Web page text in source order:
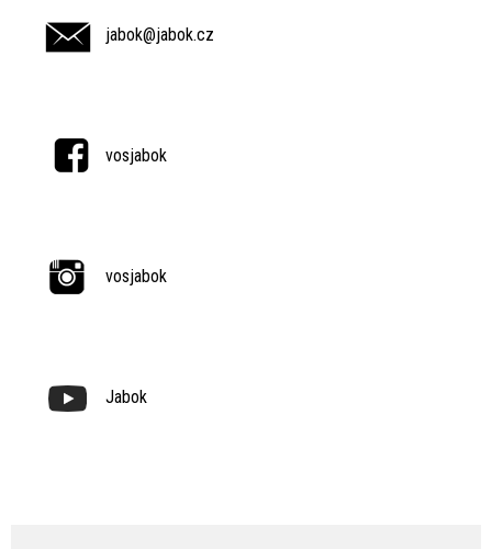
jabok@jabok.cz
vosjabok
vosjabok
Jabok